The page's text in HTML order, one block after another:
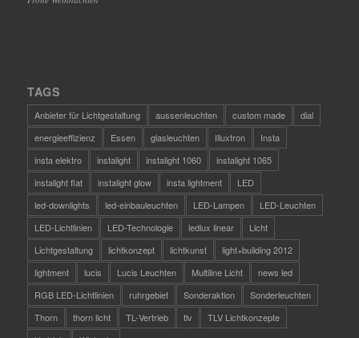
TAGS
Anbieter für Lichtgestaltung aussenleuchten custom made
dial
energieeffizienz
Essen glasleuchten Illuxtron
Insta
insta elektro
instalight instalight 1060
instalight 1065
instalight flat
instalight glow insta lightment
LED
led-downlights
led-einbauleuchten LED-Lampen
LED-Leuchten
LED-Lichtlinien
LED-Technologie ledlux linear
Licht
Lichtgestaltung
lichtkonzept lichtkunst
light+building 2012
lightment
lucis Lucis Leuchten Multiline Licht
news led
RGB LED-Lichtlinien
ruhrgebiet Sonderaktion
Sonderleuchten
Thorn
thorn licht TL-Vertrieb tlv
TLV Lichtkonzepte